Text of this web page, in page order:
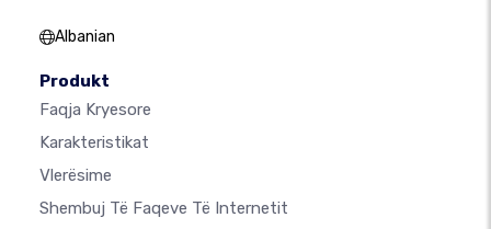
Albanian
Produkt
Faqja Kryesore
Karakteristikat
Vlerësime
Shembuj Të Faqeve Të Internetit